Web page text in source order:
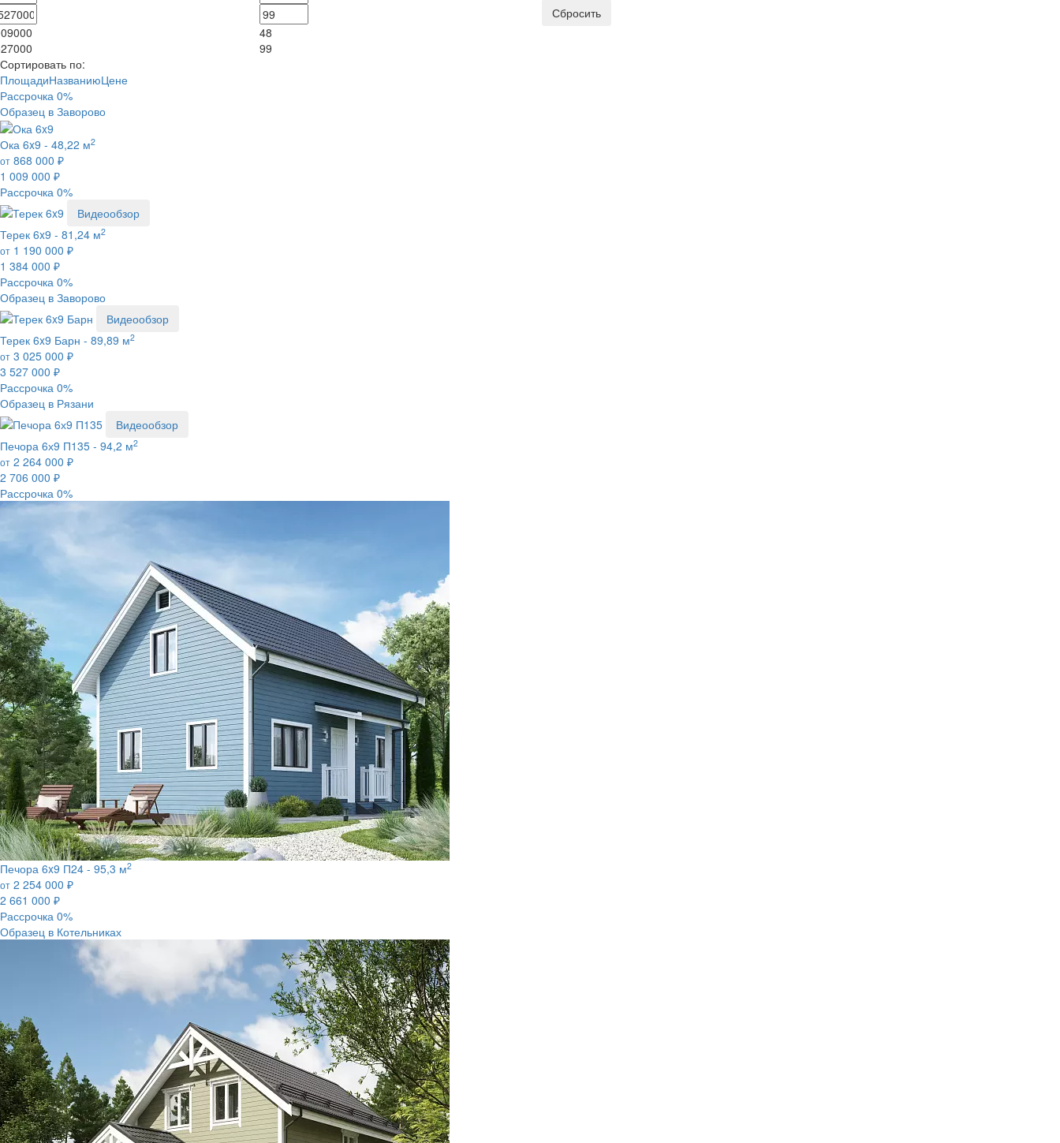
48
99
Сортировать по:
ПлощадиНазваниюЦене
Рассрочка 0%
Образец в Заворово
Ока 6x9 - 48,22 м2
от 868 000 ₽
1 009 000 ₽
Рассрочка 0%
Видеообзор
Терек 6x9 - 81,24 м2
от 1 190 000 ₽
1 384 000 ₽
Рассрочка 0%
Образец в Заворово
Видеообзор
Терек 6x9 Барн - 89,89 м2
от 3 025 000 ₽
3 527 000 ₽
Рассрочка 0%
Образец в Рязани
Видеообзор
Печора 6х9 П135 - 94,2 м2
от 2 264 000 ₽
2 706 000 ₽
Рассрочка 0%
Печора 6x9 П24 - 95,3 м2
от 2 254 000 ₽
2 661 000 ₽
Рассрочка 0%
Образец в Котельниках